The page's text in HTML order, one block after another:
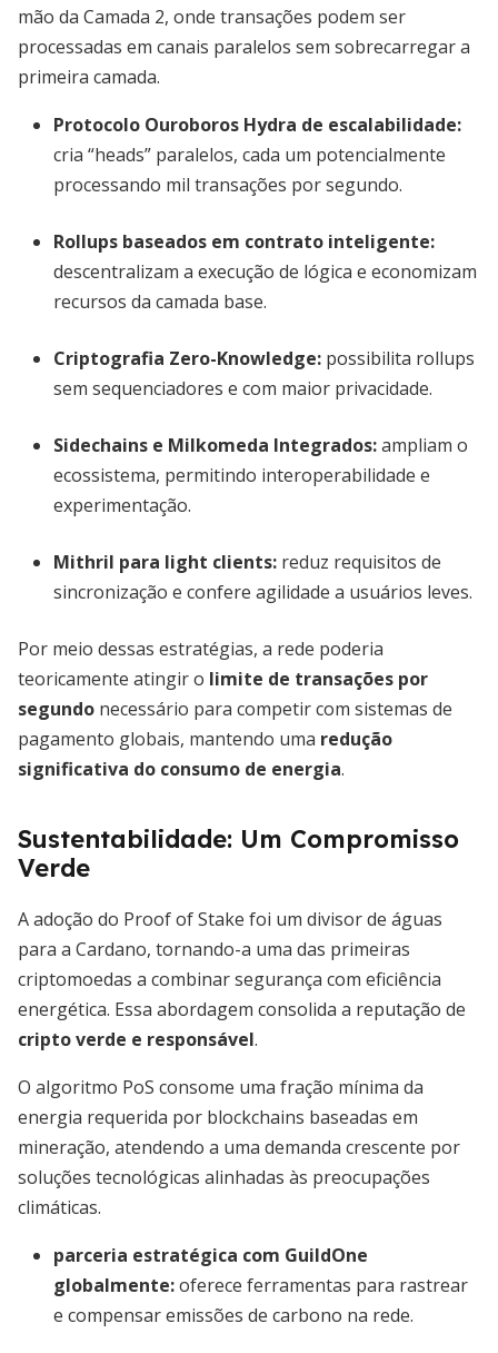
mão da Camada 2, onde transações podem ser
processadas em canais paralelos sem sobrecarregar a
primeira camada.
Protocolo Ouroboros Hydra de escalabilidade:
cria “heads” paralelos, cada um potencialmente
processando mil transações por segundo.
Rollups baseados em contrato inteligente:
descentralizam a execução de lógica e economizam
recursos da camada base.
Criptografia Zero-Knowledge: possibilita rollups
sem sequenciadores e com maior privacidade.
Sidechains e Milkomeda Integrados:ampliam o
ecossistema, permitindo interoperabilidade e
experimentação.
Mithril para light clients: reduz requisitos de
sincronização e confere agilidade a usuários leves.
Por meio dessas estratégias, a rede poderia
teoricamente atingir o limite de transações por
segundo necessário para competir com sistemas de
pagamento globais, mantendo uma redução
significativa do consumo de energia.
Sustentabilidade: Um Compromisso
Verde
A adoção do Proof of Stake foi um divisor de águas
para a Cardano, tornando-a uma das primeiras
criptomoedas a combinar segurança com eficiência
energética. Essa abordagem consolida a reputação de
cripto verde e responsável.
O algoritmo PoS consome uma fração mínima da
energia requerida por blockchains baseadas em
mineração, atendendo a uma demanda crescente por
soluções tecnológicas alinhadas às preocupações
climáticas.
parceria estratégica com GuildOne
globalmente:oferece ferramentas para rastrear
e compensar emissões de carbono na rede.